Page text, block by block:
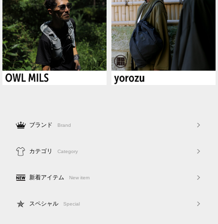
ブランド Brand
カテゴリ Category
新着アイテム New item
スペシャル Special